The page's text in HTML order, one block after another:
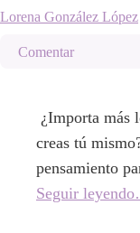
Lorena González López
Comentar
¿Importa más
creas tú
pensamiento
Seguir